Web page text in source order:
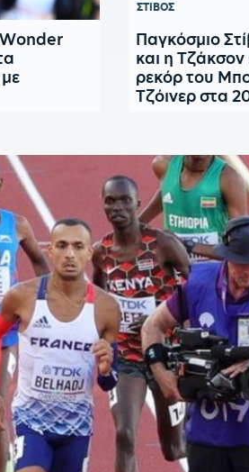
Wonder
ΣΤΙΒΟΣ
Παγκόσμιο
και η
ρεκόρ του
Τζόινερ στα